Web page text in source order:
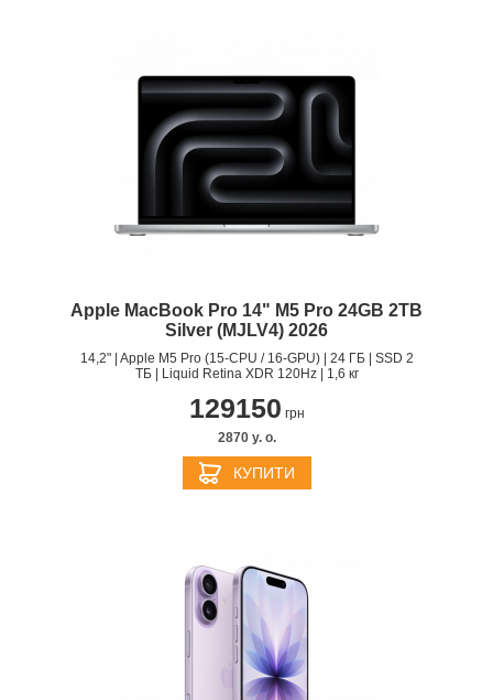
Apple MacBook Pro 14" M5 Pro 24GB 2TB
Silver (MJLV4) 2026
14,2" | Apple M5 Pro (15-CPU / 16-GPU) | 24 ГБ | SSD 2
ТБ | Liquid Retina XDR 120Hz | 1,6 кг
129150 грн
2870 y. о.
КУПИТИ